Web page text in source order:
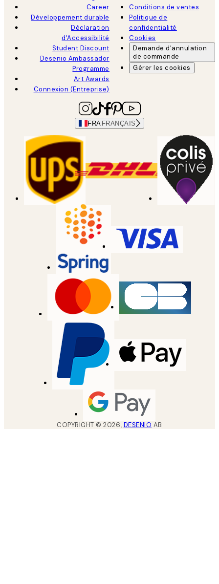
Career
Développement durable
Déclaration
d'Accessibilité
Student Discount
Desenio Ambassador
Programme
Art Awards
Connexion (Entreprise)
Conditions de ventes
Politique de
confidentialité
Cookies
Demande d'annulation
de commande
Gérer les cookies
FRA FRANÇAIS
COPYRIGHT ©2026, DESENIO AB